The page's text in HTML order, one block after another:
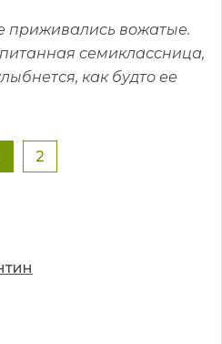
приживались вожатые.
семиклассница,
как будто ее
2